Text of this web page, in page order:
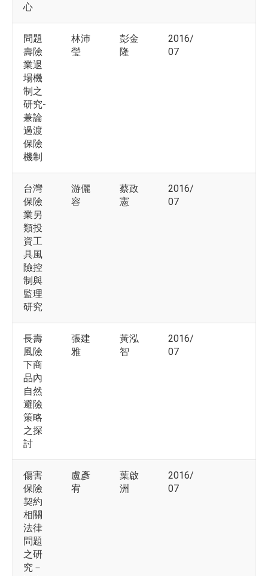
心
問題
壽險
業退
場機
制之
研究-
兼論
過渡
保險
機制
林沛
瑩
彭金
隆
2016/
07
台灣
保險
業另
類投
資工
具風
險控
制與
監理
研究
游儷
容
蔡政
憲
2016/
07
長壽
風險
下商
品內
自然
避險
策略
之探
討
張建
雅
黃泓
智
2016/
07
傷害
保險
契約
相關
法律
問題
之研
究－
盧彥
宥
葉啟
洲
2016/
07